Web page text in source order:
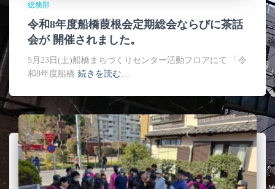
総務部
令和8年度船橋葭根会定期総会ならびに茶話
会が 開催されました。
5月23日(土)船橋まちづくりセンター活動フロアにて 「令
和8年度船橋 続きを読む…